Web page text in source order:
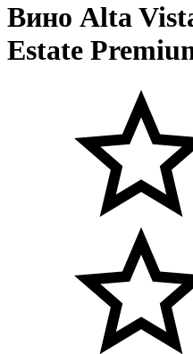
Вино Alta
Estate